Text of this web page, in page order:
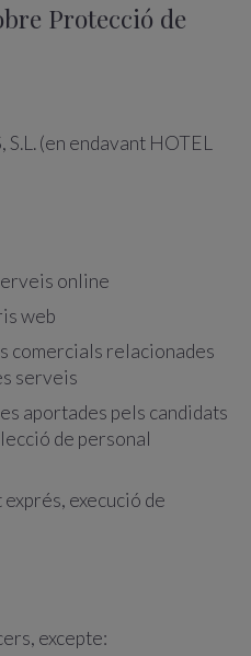
Protecció de
S.L. (en endavant HOTEL
online
web
comercials relacionades
serveis
aportades pels candidats
de personal
execució de
excepte: